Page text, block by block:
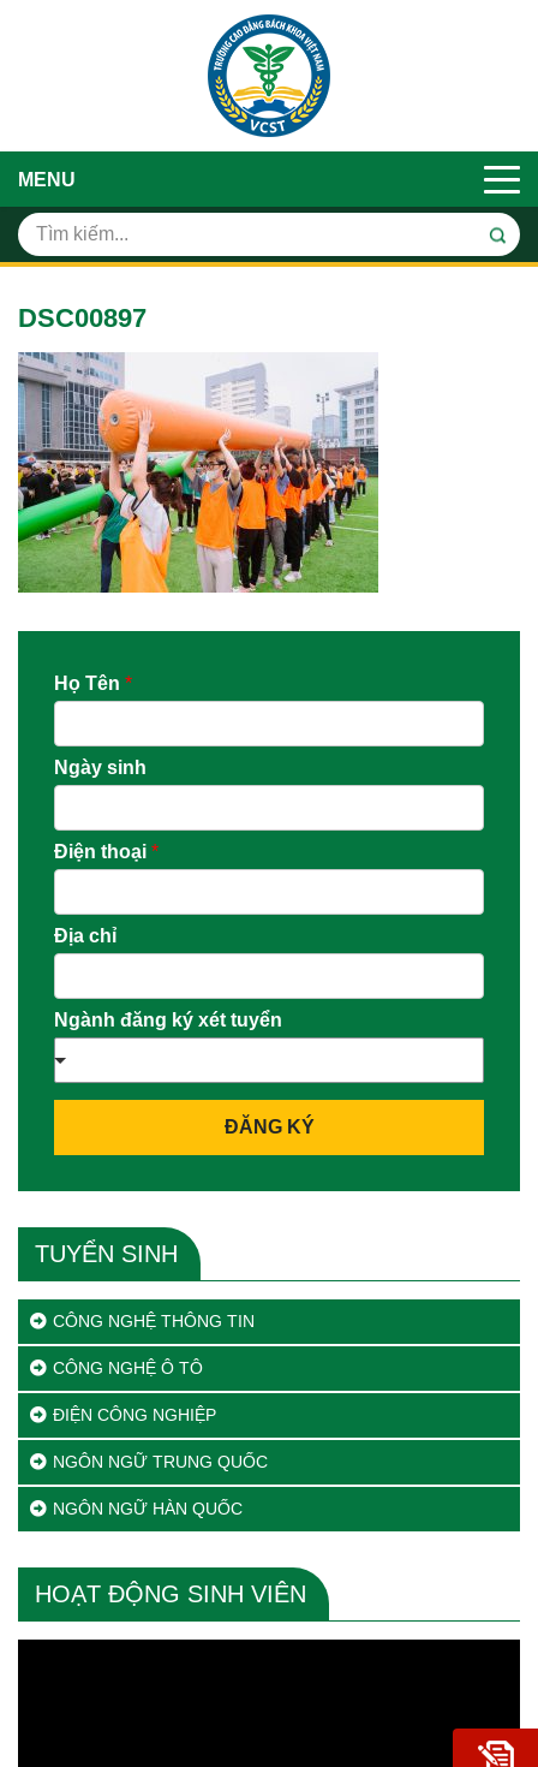
MENU
DSC00897
Họ Tên *
Ngày sinh
Điện thoại *
Địa chỉ
Ngành đăng ký xét tuyển
ĐĂNG KÝ
TUYỂN SINH
CÔNG NGHỆ THÔNG TIN
CÔNG NGHỆ Ô TÔ
ĐIỆN CÔNG NGHIỆP
NGÔN NGỮ TRUNG QUỐC
NGÔN NGỮ HÀN QUỐC
HOẠT ĐỘNG SINH VIÊN